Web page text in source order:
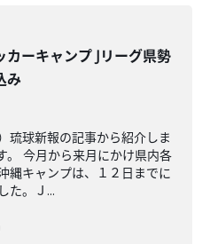
カーキャンプ Jリーグ県勢
み
琉球新報の記事から紹介しま
。 今月から来月にかけ県内各
縄キャンプは、１２日までに
た。Ｊ...